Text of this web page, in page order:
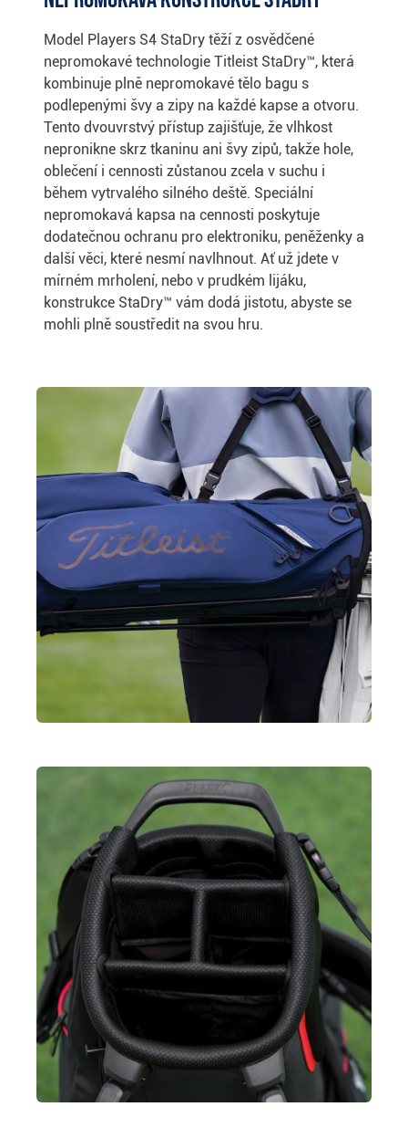
Model Players S4 StaDry těží z osvědčené
nepromokavé technologie Titleist StaDry™, která
kombinuje plně nepromokavé tělo bagu s
podlepenými švy a zipy na každé kapse a otvoru.
Tento dvouvrstvý přístup zajišťuje, že vlhkost
nepronikne skrz tkaninu ani švy zipů, takže hole,
oblečení i cennosti zůstanou zcela v suchu i
během vytrvalého silného deště. Speciální
nepromokavá kapsa na cennosti poskytuje
dodatečnou ochranu pro elektroniku, peněženky a
další věci, které nesmí navlhnout. Ať už jdete v
mírném mrholení, nebo v prudkém lijáku,
konstrukce StaDry™ vám dodá jistotu, abyste se
mohli plně soustředit na svou hru.